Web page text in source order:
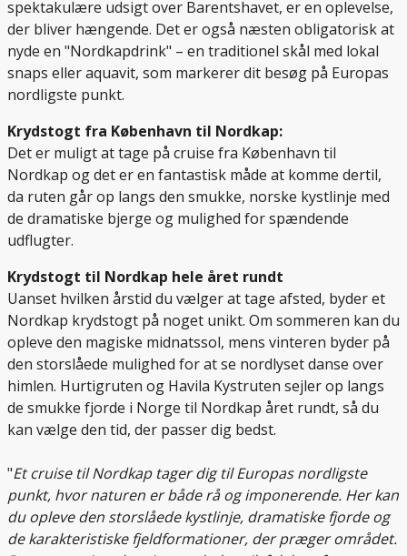
spektakulære udsigt over Barentshavet, er en oplevelse,
der bliver hængende. Det er også næsten obligatorisk at
nyde en "Nordkapdrink" – en traditionel skål med lokal
snaps eller aquavit, som markerer dit besøg på Europas
nordligste punkt.
Krydstogt fra København til Nordkap:
Det er muligt at tage på cruise fra København til
Nordkap og det er en fantastisk måde at komme dertil,
da ruten går op langs den smukke, norske kystlinje med
de dramatiske bjerge og mulighed for spændende
udflugter.
Krydstogt til Nordkap hele året rundt
Uanset hvilken årstid du vælger at tage afsted, byder et
Nordkap krydstogt på noget unikt. Om sommeren kan du
opleve den magiske midnatssol, mens vinteren byder på
den storslåede mulighed for at se nordlyset danse over
himlen. Hurtigruten og Havila Kystruten sejler op langs
de smukke fjorde i Norge til Nordkap året rundt, så du
kan vælge den tid, der passer dig bedst.
"Et cruise til Nordkap tager dig til Europas nordligste
punkt, hvor naturen er både rå og imponerende. Her kan
du opleve den storslåede kystlinje, dramatiske fjorde og
de karakteristiske fjeldformationer, der præger området.